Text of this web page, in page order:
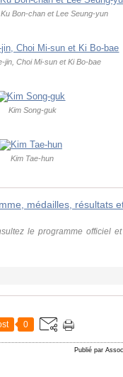
Bon-chan et Lee Seung-yun
jin, Choi Mi-sun et Ki Bo-bae
Kim Song-guk
Kim Tae-hun
médailles, résultats
le programme officiel
0
Publié par